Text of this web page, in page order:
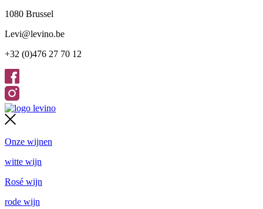
1080 Brussel
Levi@levino.be
+32 (0)476 27 70 12
Onze wijnen
witte wijn
Rosé wijn
rode wijn